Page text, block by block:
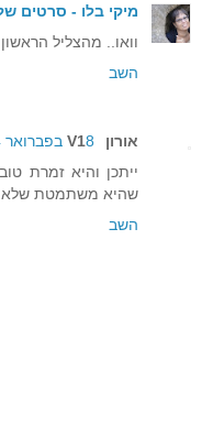
מיקי בלו - סרטים
וואו.. מהצליל
השב
אורון V1
8 בפברואר 2014 בשעה 1:52
ייתכן והיא זמרת
שהיא משתמטת
השב